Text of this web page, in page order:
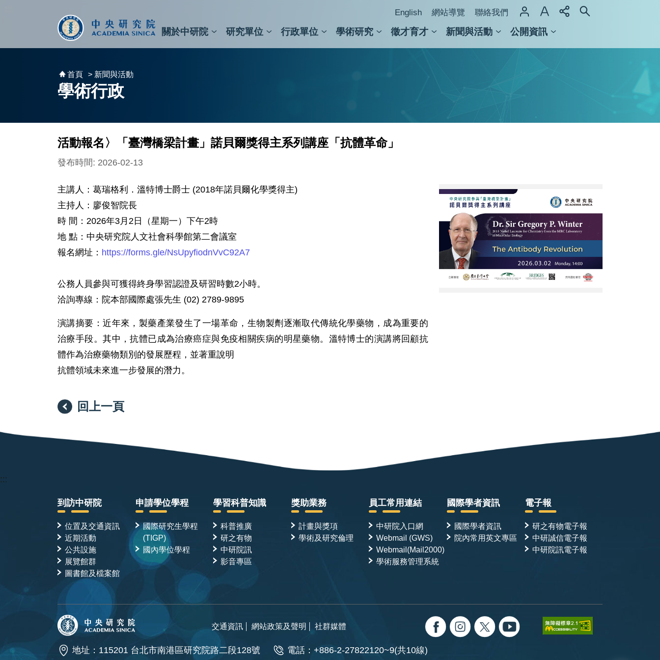
English 網站導覽 聯絡我們
關於中研院 研究單位 行政單位 學術研究 徵才育才 新聞與活動 公開資訊
首頁 > 新聞與活動
學術行政
活動報名〉「臺灣橋梁計畫」諾貝爾獎得主系列講座「抗體革命」
發布時間: 2026-02-13
主講人：葛瑞格利．溫特博士爵士 (2018年諾貝爾化學獎得主)
主持人：廖俊智院長
時 間：2026年3月2日（星期一）下午2時
地 點：中央研究院人文社會科學館第二會議室
報名網址： https://forms.gle/NsUpyfiodnVvC92A7
公務人員參與可獲得終身學習認證及研習時數2小時。
洽詢專線：院本部國際處張先生 (02) 2789-9895
演講摘要：近年來，製藥產業發生了一場革命，生物製劑逐漸取代傳統化學藥物，成為重要的
治療手段。其中，抗體已成為治療癌症與免疫相關疾病的明星藥物。溫特博士的演講將回顧抗
體作為治療藥物類別的發展歷程，並著重說明
抗體領域未來進一步發展的潛力。
0129-
中
Dr.
Sir
Gregory
P.
Winter
大
回上一頁
:::
到訪中研院
位置及交通資訊
近期活動
公共設施
展覽館群
圖書館及檔案館
申請學位學程
國際研究生學程
(TIGP)
國內學位學程
學習科普知識
科普推廣
研之有物
中研院訊
影音專區
獎助業務
計畫與獎項
學術及研究倫理
員工常用連結
中研院入口網
Webmail (GWS)
Webmail(Mail2000)
學術服務管理系統
國際學者資訊
國際學者資訊
院內常用英文專區
電子報
研之有物電子報
中研誠信電子報
中研院訊電子報
交通資訊 網站政策及聲明 社群媒體
地址：115201 台北市南港區研究院路二段128號 電話：+886-2-27822120~9(共10線)